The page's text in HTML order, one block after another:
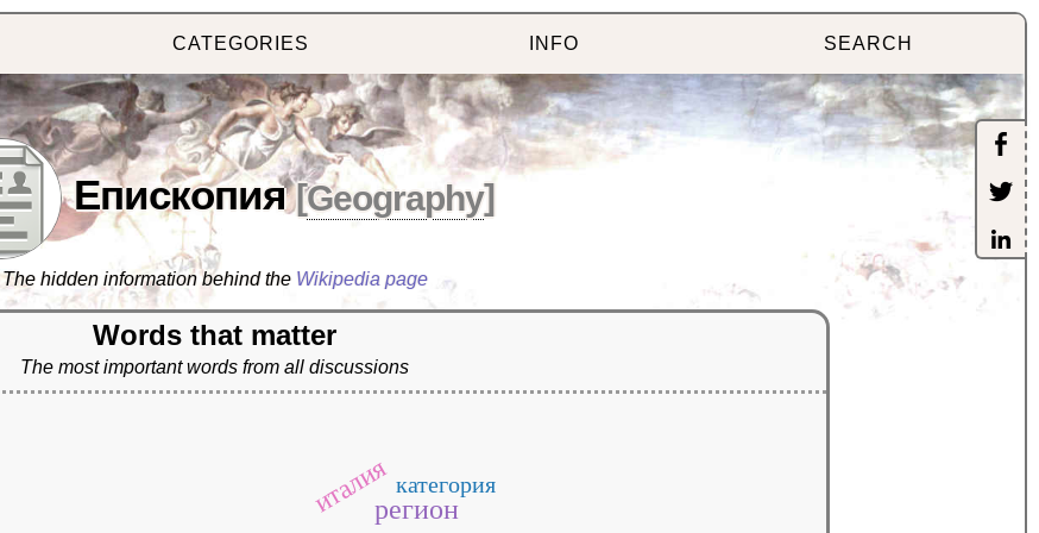
CATEGORIES INFO SEARCH
Епископия [Geography]
The hidden information behind the Wikipedia page
Words that matter
The most important words from all discussions
регион
италия категория